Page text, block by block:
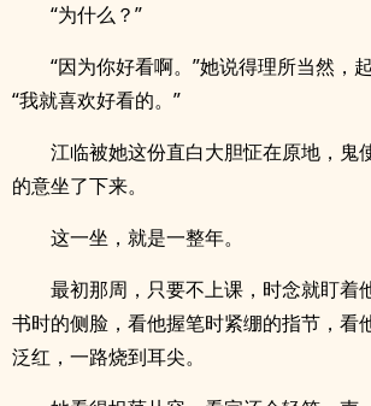
“为什么？”
“因为你好看啊。”她说得理所当然，
“我就喜欢好看的。”
江临被她这份直白大胆怔在原地，鬼
的意坐了下来。
这一坐，就是一整年。
最初那周，只要不上课，时念就盯着
书时的侧脸，看他握笔时紧绷的指节，看
泛红，一路烧到耳尖。